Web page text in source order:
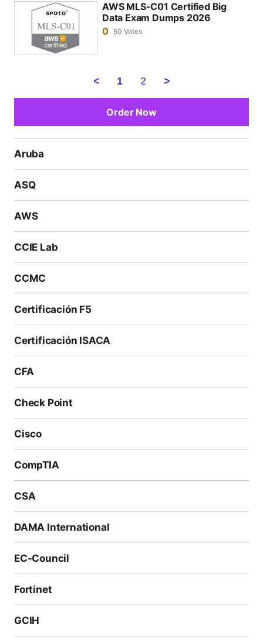
AWS MLS-C01 Certified Big
Data Exam Dumps 2026
0
50 Votes
< 1 2 >
Order Now
Aruba
ASQ
AWS
CCIE Lab
CCMC
Certificación F5
Certificación ISACA
CFA
Check Point
Cisco
CompTIA
CSA
DAMA International
EC-Council
Fortinet
GCIH